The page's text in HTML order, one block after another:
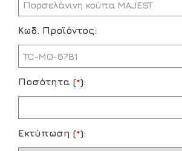
Κωδ. Προϊόντος:
Ποσότητα (*):
Εκτύπωση (*):